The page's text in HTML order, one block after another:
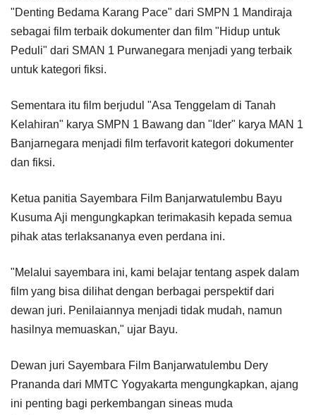
"Denting Bedama Karang Pace" dari SMPN 1 Mandiraja
sebagai film terbaik dokumenter dan film "Hidup untuk
Peduli" dari SMAN 1 Purwanegara menjadi yang terbaik
untuk kategori fiksi.
Sementara itu film berjudul "Asa Tenggelam di Tanah
Kelahiran" karya SMPN 1 Bawang dan "Ider" karya MAN 1
Banjarnegara menjadi film terfavorit kategori dokumenter
dan fiksi.
Ketua panitia Sayembara Film Banjarwatulembu Bayu
Kusuma Aji mengungkapkan terimakasih kepada semua
pihak atas terlaksananya even perdana ini.
"Melalui sayembara ini, kami belajar tentang aspek dalam
film yang bisa dilihat dengan berbagai perspektif dari
dewan juri. Penilaiannya menjadi tidak mudah, namun
hasilnya memuaskan," ujar Bayu.
Dewan juri Sayembara Film Banjarwatulembu Dery
Prananda dari MMTC Yogyakarta mengungkapkan, ajang
ini penting bagi perkembangan sineas muda